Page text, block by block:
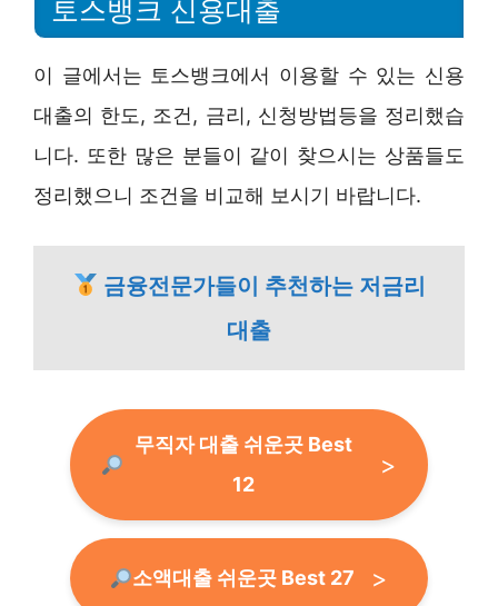
토스뱅크 신용대출
이 글에서는 토스뱅크에서 이용할 수 있는 신용
대출의 한도, 조건, 금리, 신청방법등을 정리했습
니다. 또한 많은 분들이 같이 찾으시는 상품들도
정리했으니 조건을 비교해 보시기 바랍니다.
금융전문가들이 추천하는 저금리
대출
무직자 대출 쉬운곳 Best
12
소액대출 쉬운곳 Best 27